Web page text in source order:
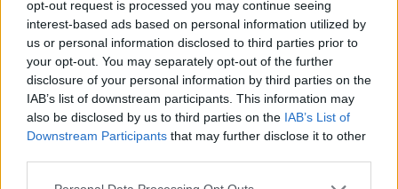
opt-out request is processed you may continue seeing
interest-based ads based on personal information utilized by
us or personal information disclosed to third parties prior to
your opt-out. You may separately opt-out of the further
disclosure of your personal information by third parties on the
IAB’s list of downstream participants. This information may
also be disclosed by us to third parties on the IAB’s List of
Downstream Participants that may further disclose it to other